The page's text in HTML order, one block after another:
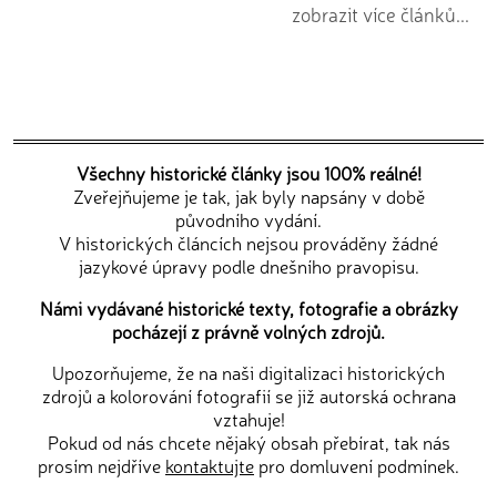
zobrazit více článků...
Všechny historické články jsou 100% reálné!
Zveřejňujeme je tak, jak byly napsány v době
původního vydání.
V historických článcích nejsou prováděny žádné
jazykové úpravy podle dnešního pravopisu.
Námi vydávané historické texty, fotografie a obrázky
pocházejí z právně volných zdrojů.
Upozorňujeme, že na naši digitalizaci historických
zdrojů a kolorování fotografií se již autorská ochrana
vztahuje!
Pokud od nás chcete nějaký obsah přebírat, tak nás
prosím nejdříve kontaktujte pro domluvení podmínek.